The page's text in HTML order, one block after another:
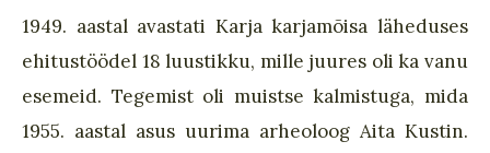
1949. aastal avastati Karja karjamõisa läheduses
ehitustöödel 18 luustikku, mille juures oli ka vanu
esemeid. Tegemist oli muistse kalmistuga, mida
1955. aastal asus uurima arheoloog Aita Kustin.